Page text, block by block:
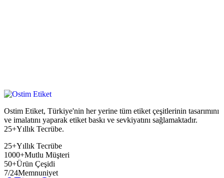
Ostim Etiket, Türkiye'nin her yerine tüm etiket çeşitlerinin tasarımını
ve imalatını yaparak etiket baskı ve sevkiyatını sağlamaktadır.
25+Yıllık Tecrübe.
25+Yıllık Tecrübe
1000+Mutlu Müşteri
50+Ürün Çeşidi
7/24Memnuniyet